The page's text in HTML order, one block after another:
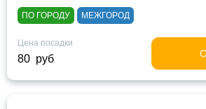
ПО ГОРОДУ МЕЖГОРОД
Цена посадки
80 руб